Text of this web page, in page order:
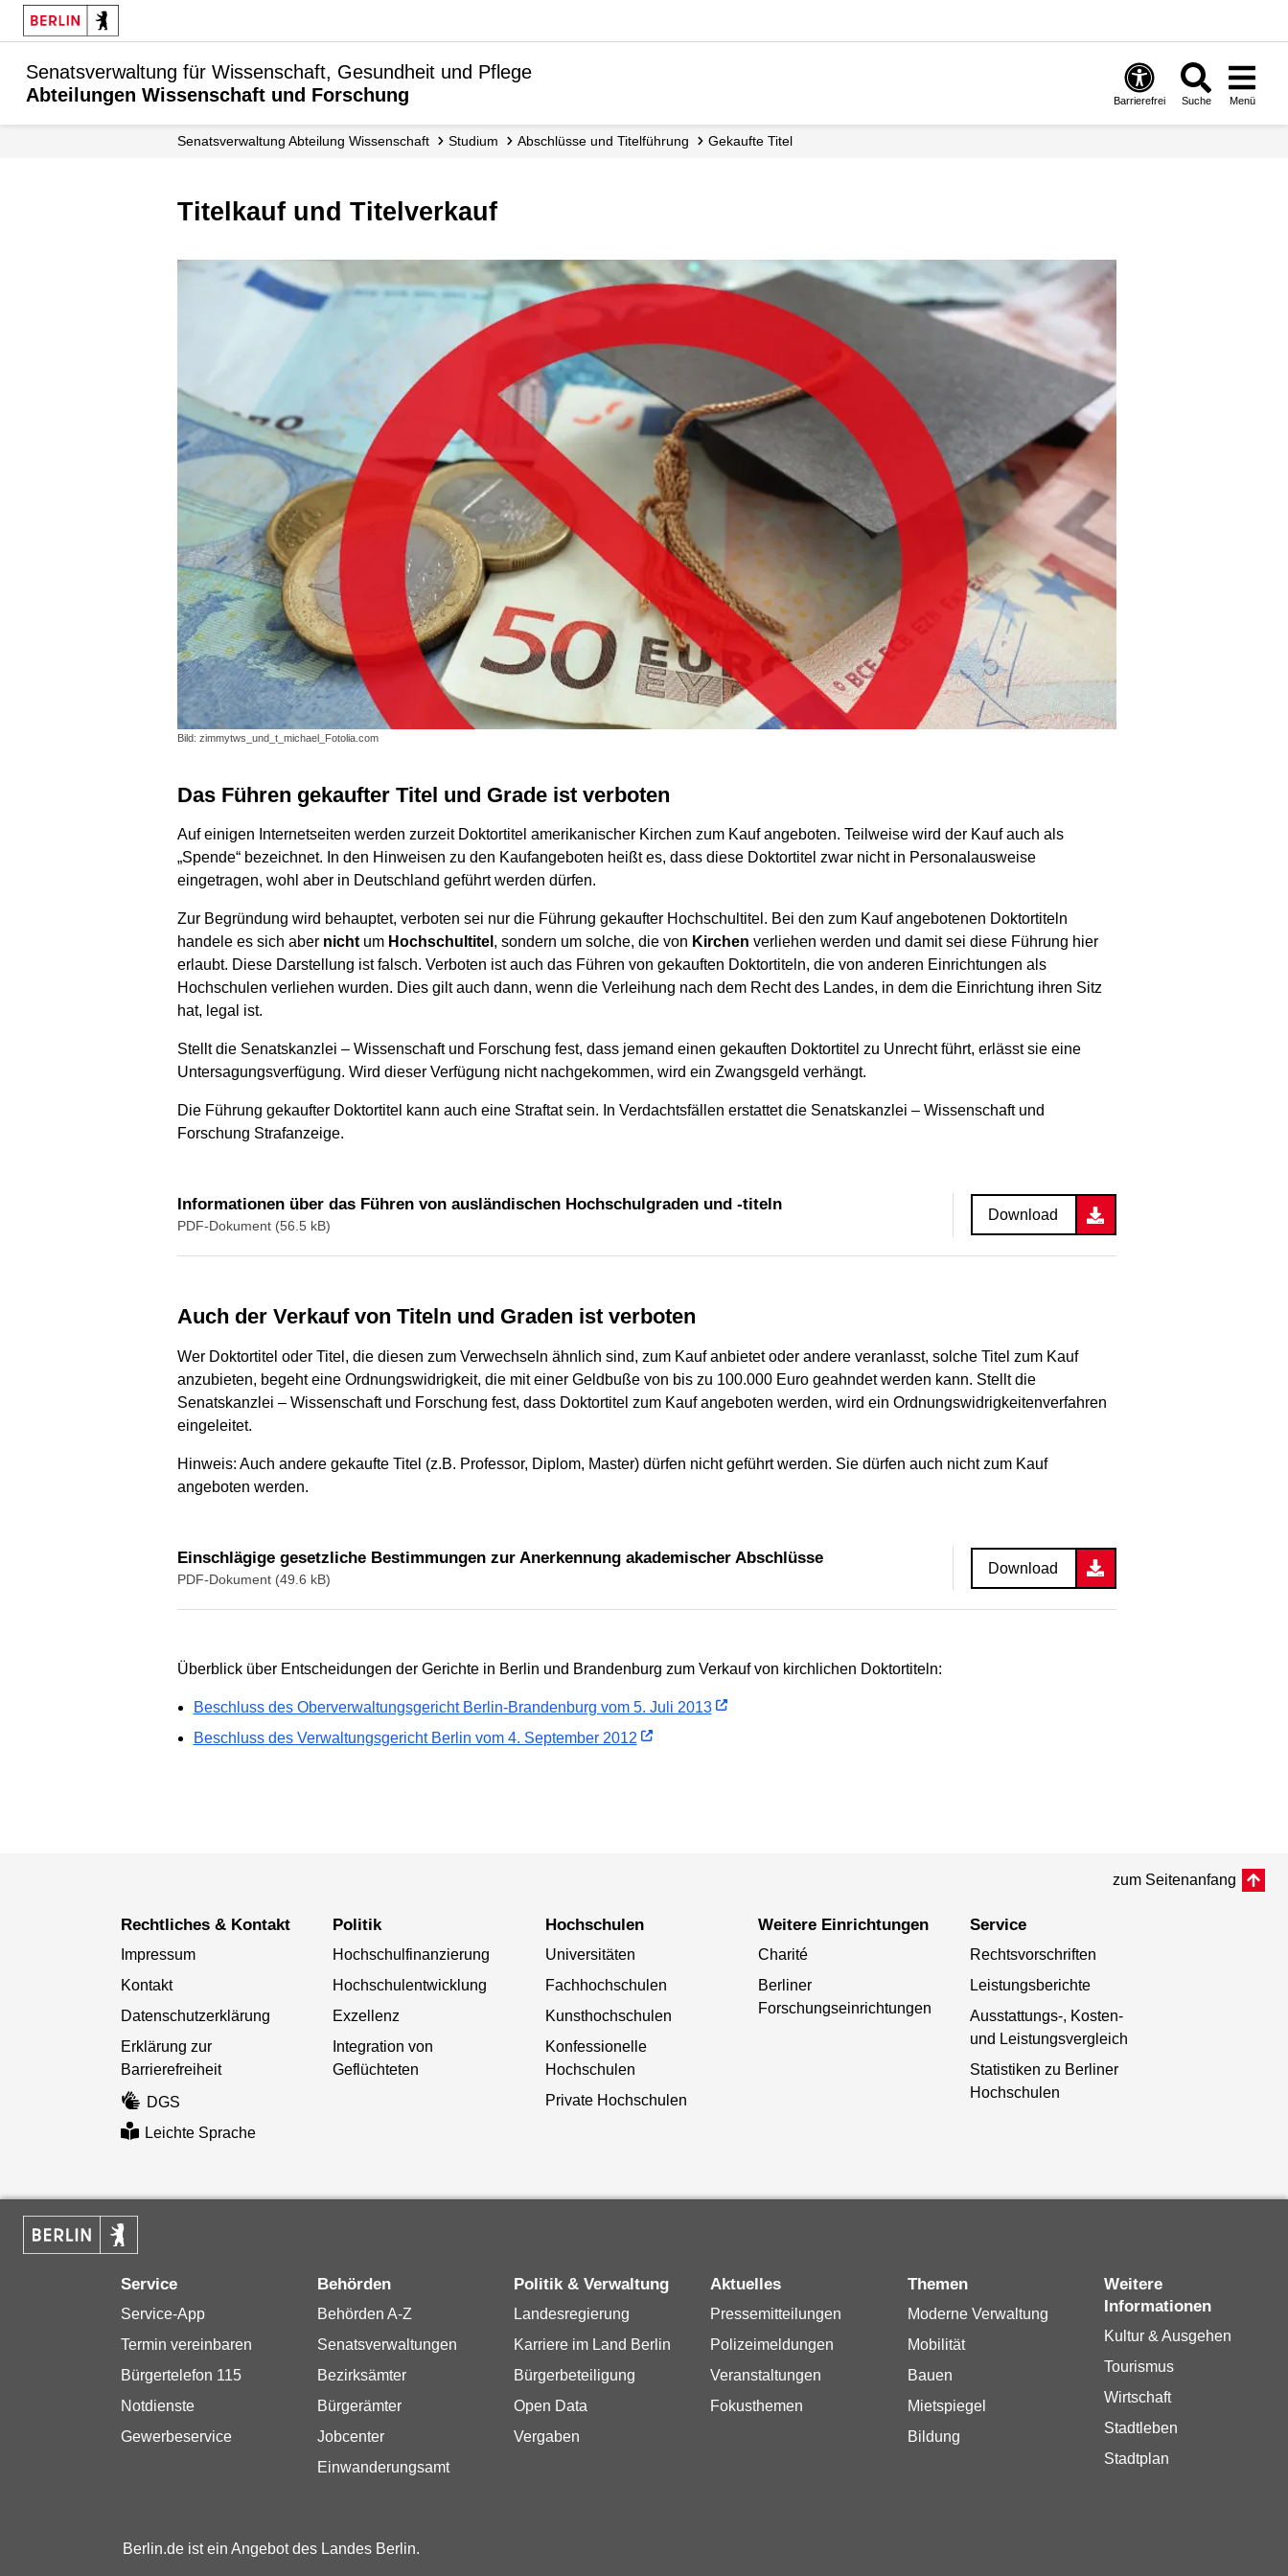
Senatsverwaltung für Wissenschaft, Gesundheit und Pflege
Abteilungen Wissenschaft und Forschung
Barrierefrei Suche Menü
Senats­verwaltung Abteilung Wissenschaft Studium Abschlüsse und Titelführung Gekaufte Titel
Titelkauf und Titelverkauf
Bild: zimmytws_und_t_michael_Fotolia.com
Das Führen gekaufter Titel und Grade ist verboten
Auf einigen Internetseiten werden zurzeit Doktortitel amerikanischer Kirchen zum Kauf angeboten. Teilweise wird der Kauf auch als
„Spende“ bezeichnet. In den Hinweisen zu den Kaufangeboten heißt es, dass diese Doktortitel zwar nicht in Personalausweise
eingetragen, wohl aber in Deutschland geführt werden dürfen.
Zur Begründung wird behauptet, verboten sei nur die Führung gekaufter Hochschultitel. Bei den zum Kauf angebotenen Doktortiteln
handele es sich aber nichtum Hochschultitel , sondern um solche, die von Kirchen verliehen werden und damit sei diese Führung hier
erlaubt. Diese Darstellung ist falsch. Verboten ist auch das Führen von gekauften Doktortiteln, die von anderen Einrichtungen als
Hochschulen verliehen wurden. Dies gilt auch dann, wenn die Verleihung nach dem Recht des Landes, in dem die Einrichtung ihren Sitz
hat, legal ist.
Stellt die Senatskanzlei – Wissenschaft und Forschung fest, dass jemand einen gekauften Doktortitel zu Unrecht führt, erlässt sie eine
Untersagungsverfügung. Wird dieser Verfügung nicht nachgekommen, wird ein Zwangsgeld verhängt.
Die Führung gekaufter Doktortitel kann auch eine Straftat sein. In Verdachtsfällen erstattet die Senatskanzlei – Wissenschaft und
Forschung Strafanzeige.
Informationen über das Führen von ausländischen Hochschulgraden und -titeln
PDF-Dokument (56.5 kB)
Download
Auch der Verkauf von Titeln und Graden ist verboten
Wer Doktortitel oder Titel, die diesen zum Verwechseln ähnlich sind, zum Kauf anbietet oder andere veranlasst, solche Titel zum Kauf
anzubieten, begeht eine Ordnungswidrigkeit, die mit einer Geldbuße von bis zu 100.000 Euro geahndet werden kann. Stellt die
Senatskanzlei – Wissenschaft und Forschung fest, dass Doktortitel zum Kauf angeboten werden, wird ein Ordnungswidrigkeitenverfahren
eingeleitet.
Hinweis: Auch andere gekaufte Titel (z.B. Professor, Diplom, Master) dürfen nicht geführt werden. Sie dürfen auch nicht zum Kauf
angeboten werden.
Einschlägige gesetzliche Bestimmungen zur Anerkennung akademischer Abschlüsse
PDF-Dokument (49.6 kB)
Download
Überblick über Entscheidungen der Gerichte in Berlin und Brandenburg zum Verkauf von kirchlichen Doktortiteln:
Beschluss des Oberverwaltungsgericht Berlin-Brandenburg vom 5. Juli 2013
Beschluss des Verwaltungsgericht Berlin vom 4. September 2012
zum Seitenanfang
Rechtliches & Kontakt
Impressum
Kontakt
Datenschutzerklärung
Erklärung zur
Barrierefreiheit
DGS
Leichte Sprache
Politik
Hochschulfinanzierung
Hochschulentwicklung
Exzellenz
Integration von
Geflüchteten
Hochschulen
Universitäten
Fachhochschulen
Kunsthochschulen
Konfessionelle
Hochschulen
Private Hochschulen
Weitere Einrichtungen
Charité
Berliner
Forschungseinrichtungen
Service
Rechtsvorschriften
Leistungsberichte
Ausstattungs-, Kosten-
und Leistungsvergleich
Statistiken zu Berliner
Hochschulen
Service
Service-App
Termin vereinbaren
Bürgertelefon 115
Notdienste
Gewerbeservice
Behörden
Behörden A-Z
Senatsverwaltungen
Bezirksämter
Bürgerämter
Jobcenter
Einwanderungsamt
Politik & Verwaltung
Landesregierung
Karriere im Land Berlin
Bürgerbeteiligung
Open Data
Vergaben
Aktuelles
Pressemitteilungen
Polizeimeldungen
Veranstaltungen
Fokusthemen
Themen
Moderne Verwaltung
Mobilität
Bauen
Mietspiegel
Bildung
Weitere
Informationen
Kultur & Ausgehen
Tourismus
Wirtschaft
Stadtleben
Stadtplan
Berlin.de ist ein Angebot des Landes Berlin.